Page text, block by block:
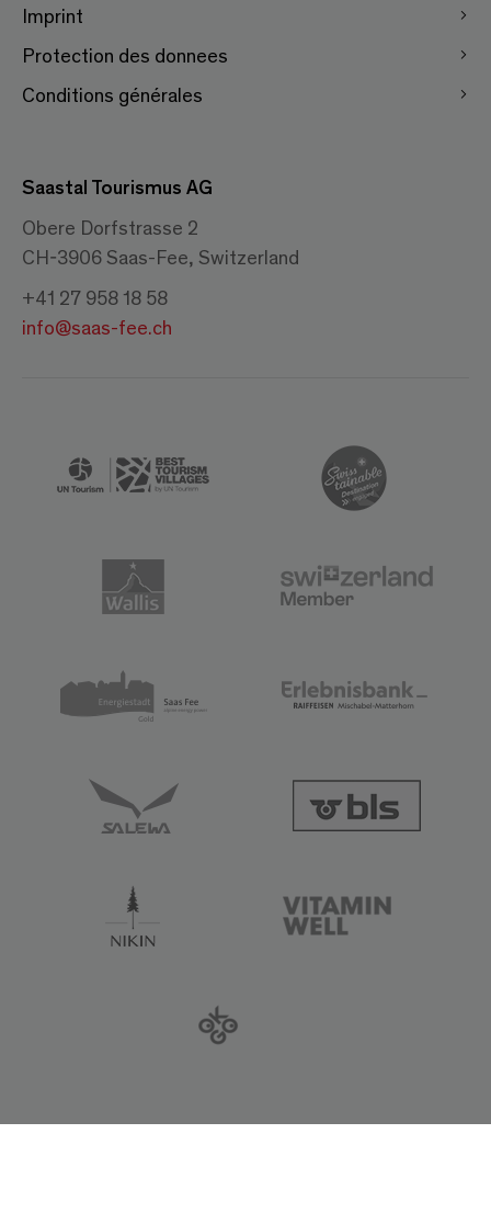
Imprint
Protection des donnees
Conditions générales
Saastal Tourismus AG
Obere Dorfstrasse 2
CH-3906 Saas-Fee, Switzerland
+41 27 958 18 58
info@saas-fee.ch